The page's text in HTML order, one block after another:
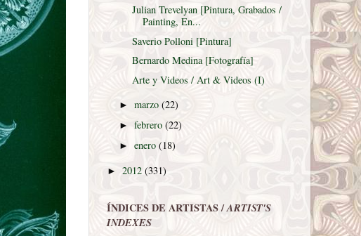
Julian Trevelyan [Pintura, Grabados /
Painting, En...
Saverio Polloni [Pintura]
Bernardo Medina [Fotografía]
Arte y Videos / Art & Videos (I)
►marzo(22)
►febrero(22)
►enero(18)
► 2012 (331)
ÍNDICES DE ARTISTAS /ARTIST'S
INDEXES